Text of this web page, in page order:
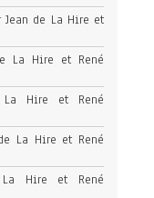
de La Hire et
La Hire et René
La Hire et René
La Hire et René
Hire et René